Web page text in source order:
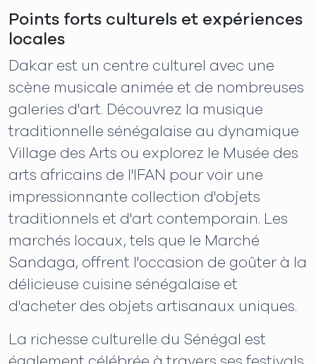
Points forts culturels et expériences
locales
Dakar est un centre culturel avec une
scène musicale animée et de nombreuses
galeries d'art. Découvrez la musique
traditionnelle sénégalaise au dynamique
Village des Arts ou explorez le Musée des
arts africains de l'IFAN pour voir une
impressionnante collection d'objets
traditionnels et d'art contemporain. Les
marchés locaux, tels que le Marché
Sandaga, offrent l'occasion de goûter à la
délicieuse cuisine sénégalaise et
d'acheter des objets artisanaux uniques.
La richesse culturelle du Sénégal est